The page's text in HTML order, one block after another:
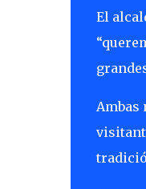
El
Ambas